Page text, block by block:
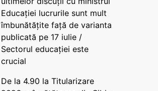
Educației lucrurile sunt mult
îmbunătățite față de varianta
publicată pe 17 iulie /
Sectorul educației este
crucial
De la 4.90 la Titularizare